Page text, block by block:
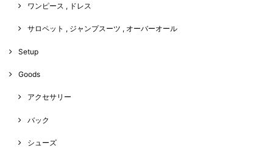
ワンピース , ドレス
サロペット , ジャンプスーツ , オーバーオール
Setup
Goods
アクセサリー
バック
シューズ